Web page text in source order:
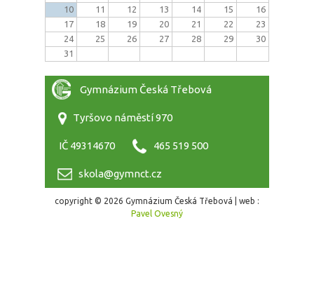
10
11 12 13 14 15
16
17
18 19 20 21 22
23
24
25 26 27 28 29
30
31
Gymnázium Česká Třebová
Tyršovo náměstí 970
IČ 49314670 465 519 500
skola@gymnct.cz
copyright © 2026 Gymnázium Česká Třebová | web :
Pavel Ovesný